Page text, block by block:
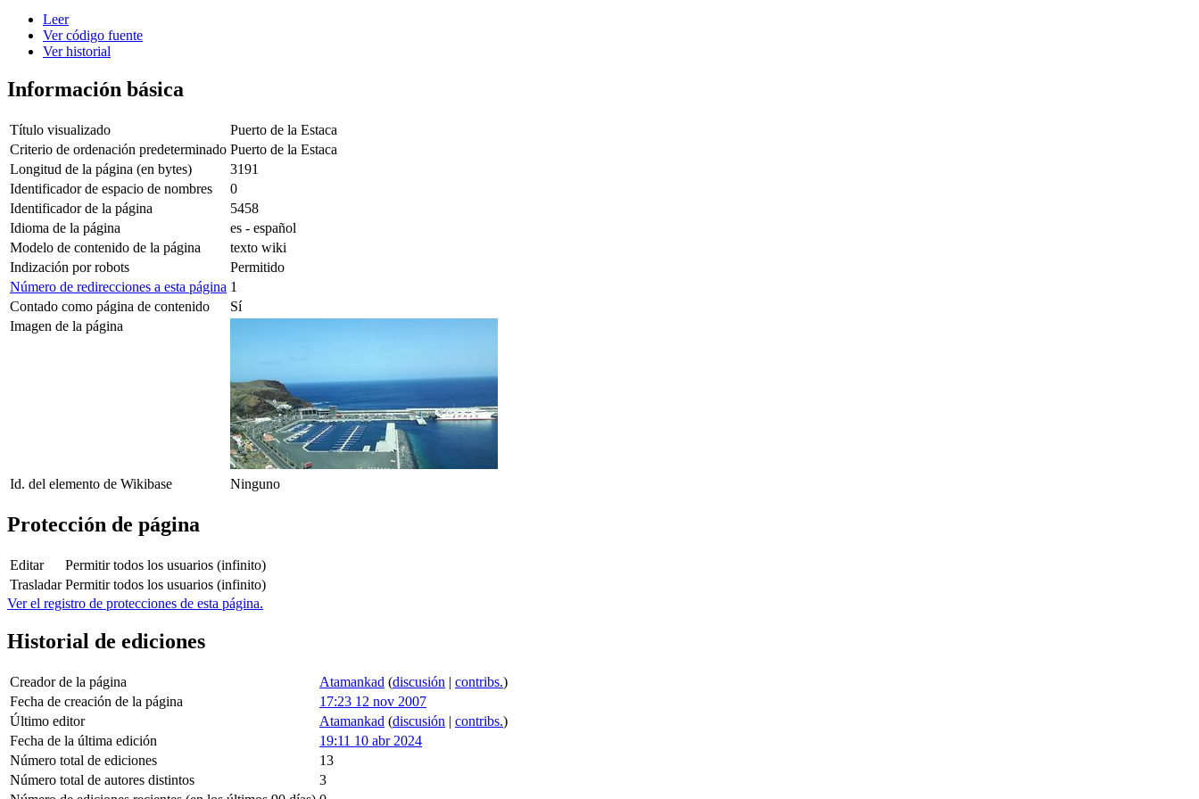
Leer
Ver código fuente
Ver historial
Información básica
Título visualizado
Puerto de la Estaca
Criterio de ordenación predeterminado Puerto de la Estaca
Longitud de la página (en bytes)
3191
Identificador de espacio de nombres
0
Identificador de la página
5458
Idioma de la página
es - español
Modelo de contenido de la página
texto wiki
Indización por robots
Permitido
Número de redirecciones a esta página 1
Contado como página de contenido
Sí
Imagen de la página
Id. del elemento de Wikibase Ninguno
Protección de página
Editar
Permitir todos los usuarios (infinito)
Trasladar Permitir todos los usuarios (infinito)
Ver el registro de protecciones de esta página.
Historial de ediciones
Creador de la página Atamankad (discusión | contribs.)
Fecha de creación de la página
17:23 12 nov 2007
Último editor
Atamankad (discusión | contribs.)
Fecha de la última edición
19:11 10 abr 2024
Número total de ediciones
13
Número total de autores distintos
3